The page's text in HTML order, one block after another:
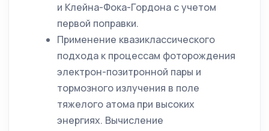
и Клейна-Фока-Гордона с учетом
первой поправки.
Применение квазиклассического
подхода к процессам фоторождения
электрон-позитронной пары и
тормозного излучения в поле
тяжелого атома при высоких
энергиях. Вычисление